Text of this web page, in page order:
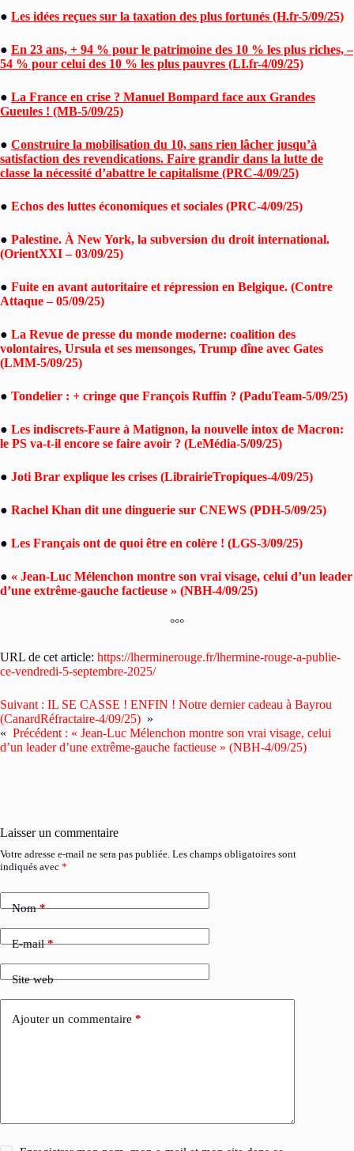
● Les idées reçues sur la taxation des plus fortunés (H.fr-5/09/25)
● En 23 ans, + 94 % pour le patrimoine des 10 % les plus riches, –
54 % pour celui des 10 % les plus pauvres (LI.fr-4/09/25)
● La France en crise ? Manuel Bompard face aux Grandes
Gueules ! (MB-5/09/25)
● Construire la mobilisation du 10, sans rien lâcher jusqu’à
satisfaction des revendications. Faire grandir dans la lutte de
classe la nécessité d’abattre le capitalisme (PRC-4/09/25)
● Echos des luttes économiques et sociales (PRC-4/09/25)
● Palestine. À New York, la subversion du droit international.
(OrientXXI – 03/09/25)
● Fuite en avant autoritaire et répression en Belgique. (Contre
Attaque – 05/09/25)
● La Revue de presse du monde moderne: coalition des
volontaires, Ursula et ses mensonges, Trump dîne avec Gates
(LMM-5/09/25)
● Tondelier : + cringe que François Ruffin ? (PaduTeam-5/09/25)
● Les indiscrets-Faure à Matignon, la nouvelle intox de Macron:
le PS va-t-il encore se faire avoir ? (LeMédia-5/09/25)
● Joti Brar explique les crises (LibrairieTropiques-4/09/25)
● Rachel Khan dit une dinguerie sur CNEWS (PDH-5/09/25)
● Les Français ont de quoi être en colère ! (LGS-3/09/25)
● « Jean-Luc Mélenchon montre son vrai visage, celui d’un leader
d’une extrême-gauche factieuse » (NBH-4/09/25)
°°°
URL de cet article: https://lherminerouge.fr/lhermine-rouge-a-publie-
ce-vendredi-5-septembre-2025/
Suivant : IL SE CASSE ! ENFIN ! Notre dernier cadeau à Bayrou
(CanardRéfractaire-4/09/25) »
« Précédent : « Jean-Luc Mélenchon montre son vrai visage, celui
d’un leader d’une extrême-gauche factieuse » (NBH-4/09/25)
Laisser un commentaire
Votre adresse e-mail ne sera pas publiée. Les champs obligatoires sont
indiqués avec *
Nom*
E-mail*
Site web
Ajouter un commentaire *